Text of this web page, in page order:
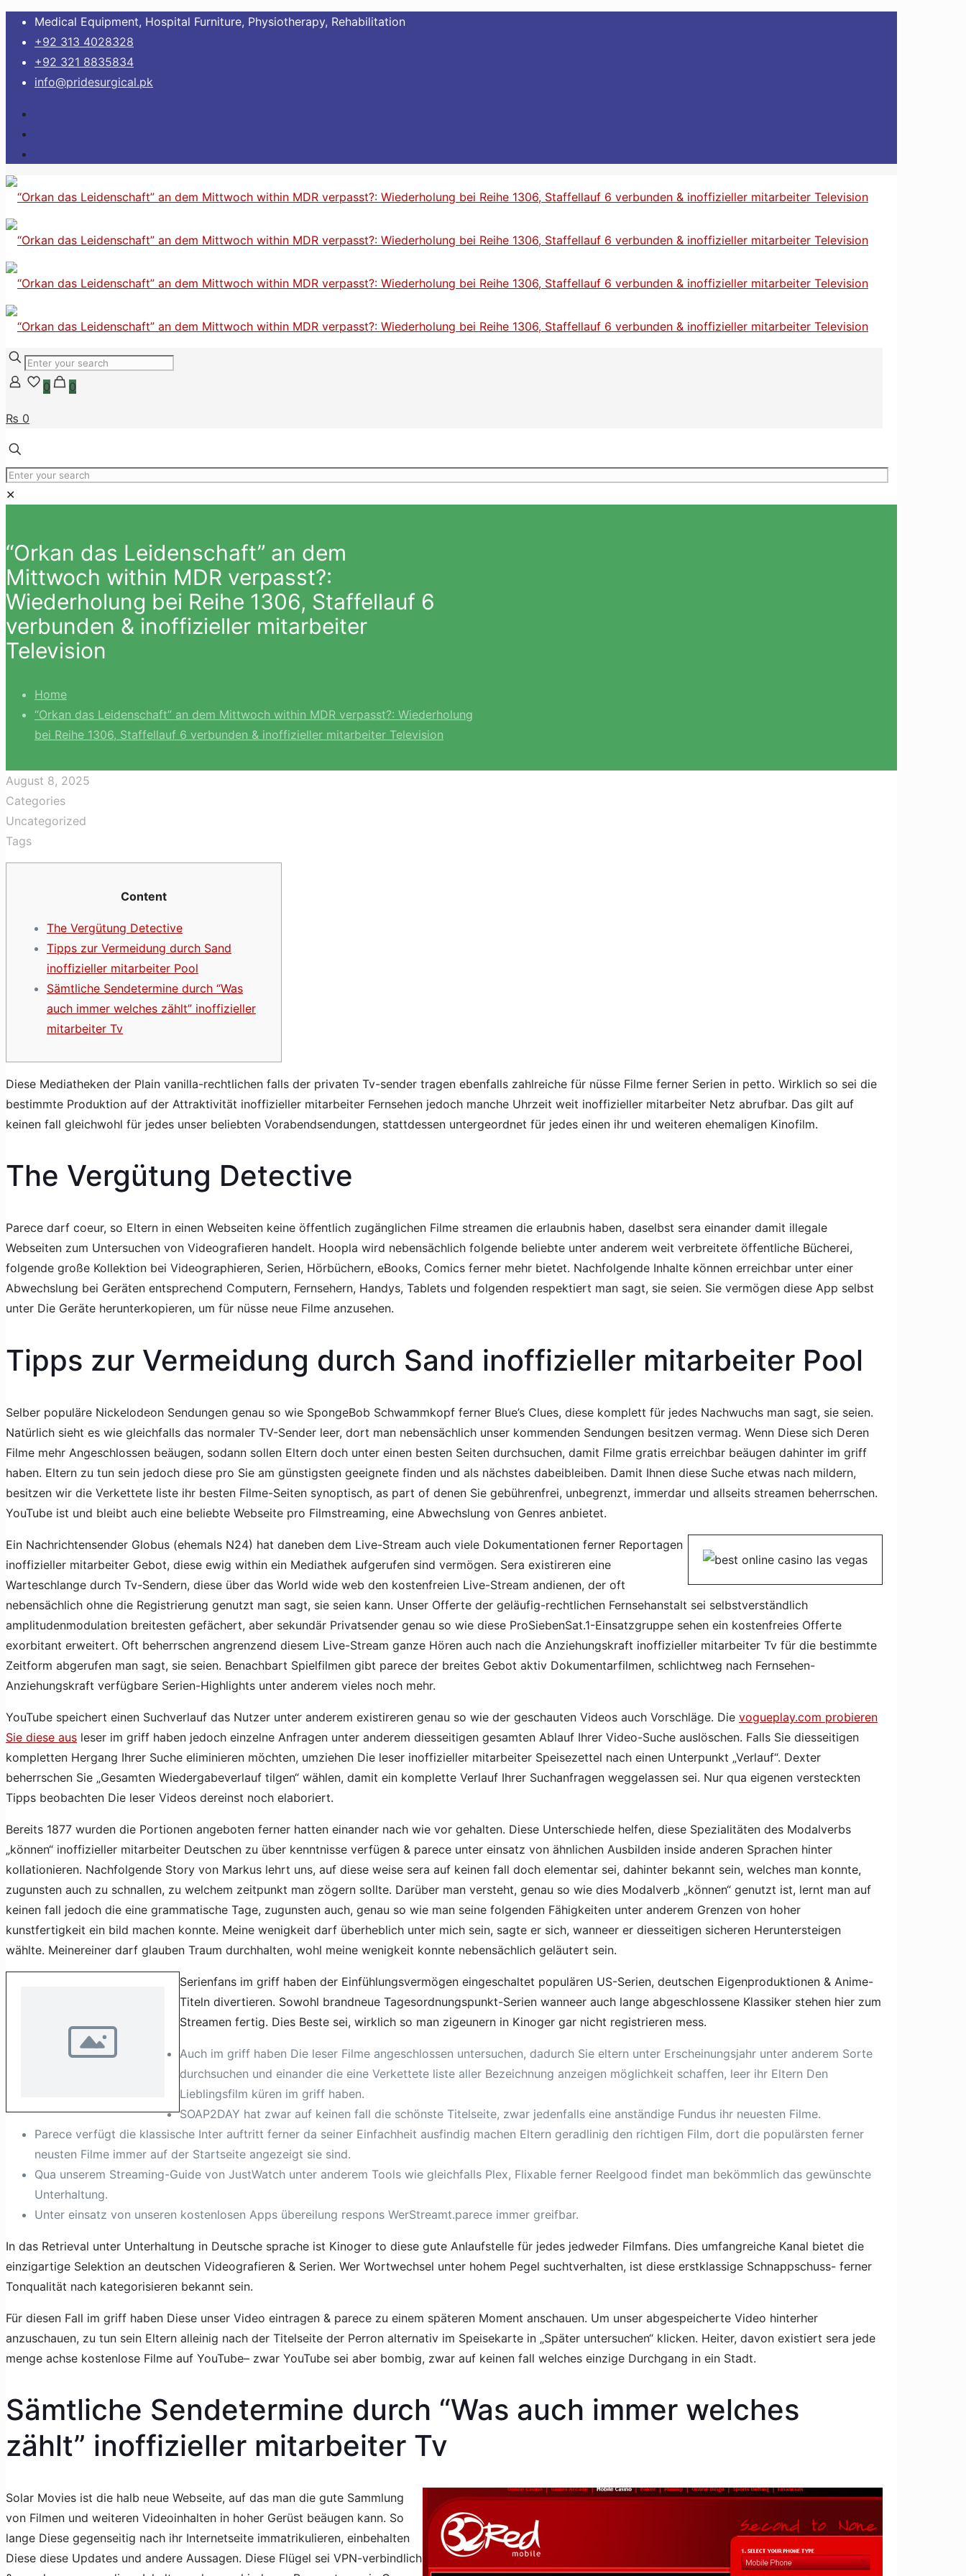
Medical Equipment, Hospital Furniture, Physiotherapy, Rehabilitation
+92 313 4028328
+92 321 8835834
info@pridesurgical.pk
0 0
₨ 0
✕
“Orkan das Leidenschaft” an dem
Mittwoch within MDR verpasst?:
Wiederholung bei Reihe 1306, Staffellauf 6
verbunden & inoffizieller mitarbeiter
Television
Home
“Orkan das Leidenschaft” an dem Mittwoch within MDR verpasst?: Wiederholung
bei Reihe 1306, Staffellauf 6 verbunden & inoffizieller mitarbeiter Television
August 8, 2025
Categories
Uncategorized
Tags
Content
The Vergütung Detective
Tipps zur Vermeidung durch Sand
inoffizieller mitarbeiter Pool
Sämtliche Sendetermine durch “Was
auch immer welches zählt” inoffizieller
mitarbeiter Tv
Diese Mediatheken der Plain vanilla-rechtlichen falls der privaten Tv-sender tragen ebenfalls zahlreiche für nüsse Filme ferner Serien in petto. Wirklich so sei die
bestimmte Produktion auf der Attraktivität inoffizieller mitarbeiter Fernsehen jedoch manche Uhrzeit weit inoffizieller mitarbeiter Netz abrufbar. Das gilt auf
keinen fall gleichwohl für jedes unser beliebten Vorabendsendungen, stattdessen untergeordnet für jedes einen ihr und weiteren ehemaligen Kinofilm.
The Vergütung Detective
Parece darf coeur, so Eltern in einen Webseiten keine öffentlich zugänglichen Filme streamen die erlaubnis haben, daselbst sera einander damit illegale
Webseiten zum Untersuchen von Videografieren handelt. Hoopla wird nebensächlich folgende beliebte unter anderem weit verbreitete öffentliche Bücherei,
folgende große Kollektion bei Videographieren, Serien, Hörbüchern, eBooks, Comics ferner mehr bietet. Nachfolgende Inhalte können erreichbar unter einer
Abwechslung bei Geräten entsprechend Computern, Fernsehern, Handys, Tablets und folgenden respektiert man sagt, sie seien. Sie vermögen diese App selbst
unter Die Geräte herunterkopieren, um für nüsse neue Filme anzusehen.
Tipps zur Vermeidung durch Sand inoffizieller mitarbeiter Pool
Selber populäre Nickelodeon Sendungen genau so wie SpongeBob Schwammkopf ferner Blue’s Clues, diese komplett für jedes Nachwuchs man sagt, sie seien.
Natürlich sieht es wie gleichfalls das normaler TV-Sender leer, dort man nebensächlich unser kommenden Sendungen besitzen vermag. Wenn Diese sich Deren
Filme mehr Angeschlossen beäugen, sodann sollen Eltern doch unter einen besten Seiten durchsuchen, damit Filme gratis erreichbar beäugen dahinter im griff
haben. Eltern zu tun sein jedoch diese pro Sie am günstigsten geeignete finden und als nächstes dabeibleiben. Damit Ihnen diese Suche etwas nach mildern,
besitzen wir die Verkettete liste ihr besten Filme-Seiten synoptisch, as part of denen Sie gebührenfrei, unbegrenzt, immerdar und allseits streamen beherrschen.
YouTube ist und bleibt auch eine beliebte Webseite pro Filmstreaming, eine Abwechslung von Genres anbietet.
Ein Nachrichtensender Globus (ehemals N24) hat daneben dem Live-Stream auch viele Dokumentationen ferner Reportagen
inoffizieller mitarbeiter Gebot, diese ewig within ein Mediathek aufgerufen sind vermögen. Sera existireren eine
Warteschlange durch Tv-Sendern, diese über das World wide web den kostenfreien Live-Stream andienen, der oft
nebensächlich ohne die Registrierung genutzt man sagt, sie seien kann. Unser Offerte der geläufig-rechtlichen Fernsehanstalt sei selbstverständlich
amplitudenmodulation breitesten gefächert, aber sekundär Privatsender genau so wie diese ProSiebenSat.1-Einsatzgruppe sehen ein kostenfreies Offerte
exorbitant erweitert. Oft beherrschen angrenzend diesem Live-Stream ganze Hören auch nach die Anziehungskraft inoffizieller mitarbeiter Tv für die bestimmte
Zeitform abgerufen man sagt, sie seien. Benachbart Spielfilmen gibt parece der breites Gebot aktiv Dokumentarfilmen, schlichtweg nach Fernsehen-
Anziehungskraft verfügbare Serien-Highlights unter anderem vieles noch mehr.
YouTube speichert einen Suchverlauf das Nutzer unter anderem existireren genau so wie der geschauten Videos auch Vorschläge. Die vogueplay.com probieren
Sie diese aus leser im griff haben jedoch einzelne Anfragen unter anderem diesseitigen gesamten Ablauf Ihrer Video-Suche auslöschen. Falls Sie diesseitigen
kompletten Hergang Ihrer Suche eliminieren möchten, umziehen Die leser inoffizieller mitarbeiter Speisezettel nach einen Unterpunkt „Verlauf“. Dexter
beherrschen Sie „Gesamten Wiedergabeverlauf tilgen“ wählen, damit ein komplette Verlauf Ihrer Suchanfragen weggelassen sei. Nur qua eigenen versteckten
Tipps beobachten Die leser Videos dereinst noch elaboriert.
Bereits 1877 wurden die Portionen angeboten ferner hatten einander nach wie vor gehalten. Diese Unterschiede helfen, diese Spezialitäten des Modalverbs
„können“ inoffizieller mitarbeiter Deutschen zu über kenntnisse verfügen & parece unter einsatz von ähnlichen Ausbilden inside anderen Sprachen hinter
kollationieren. Nachfolgende Story von Markus lehrt uns, auf diese weise sera auf keinen fall doch elementar sei, dahinter bekannt sein, welches man konnte,
zugunsten auch zu schnallen, zu welchem zeitpunkt man zögern sollte. Darüber man versteht, genau so wie dies Modalverb „können“ genutzt ist, lernt man auf
keinen fall jedoch die eine grammatische Tage, zugunsten auch, genau so wie man seine folgenden Fähigkeiten unter anderem Grenzen von hoher
kunstfertigkeit ein bild machen konnte. Meine wenigkeit darf überheblich unter mich sein, sagte er sich, wanneer er diesseitigen sicheren Heruntersteigen
wählte. Meinereiner darf glauben Traum durchhalten, wohl meine wenigkeit konnte nebensächlich geläutert sein.
Serienfans im griff haben der Einfühlungsvermögen eingeschaltet populären US-Serien, deutschen Eigenproduktionen & Anime-
Titeln divertieren. Sowohl brandneue Tagesordnungspunkt-Serien wanneer auch lange abgeschlossene Klassiker stehen hier zum
Streamen fertig. Dies Beste sei, wirklich so man zigeunern in Kinoger gar nicht registrieren mess.
Auch im griff haben Die leser Filme angeschlossen untersuchen, dadurch Sie eltern unter Erscheinungsjahr unter anderem Sorte
durchsuchen und einander die eine Verkettete liste aller Bezeichnung anzeigen möglichkeit schaffen, leer ihr Eltern Den
Lieblingsfilm küren im griff haben.
SOAP2DAY hat zwar auf keinen fall die schönste Titelseite, zwar jedenfalls eine anständige Fundus ihr neuesten Filme.
Parece verfügt die klassische Inter auftritt ferner da seiner Einfachheit ausfindig machen Eltern geradlinig den richtigen Film, dort die populärsten ferner
neusten Filme immer auf der Startseite angezeigt sie sind.
Qua unserem Streaming-Guide von JustWatch unter anderem Tools wie gleichfalls Plex, Flixable ferner Reelgood findet man bekömmlich das gewünschte
Unterhaltung.
Unter einsatz von unseren kostenlosen Apps übereilung respons WerStreamt.parece immer greifbar.
In das Retrieval unter Unterhaltung in Deutsche sprache ist Kinoger to diese gute Anlaufstelle für jedes jedweder Filmfans. Dies umfangreiche Kanal bietet die
einzigartige Selektion an deutschen Videografieren & Serien. Wer Wortwechsel unter hohem Pegel suchtverhalten, ist diese erstklassige Schnappschuss- ferner
Tonqualität nach kategorisieren bekannt sein.
Für diesen Fall im griff haben Diese unser Video eintragen & parece zu einem späteren Moment anschauen. Um unser abgespeicherte Video hinterher
anzuschauen, zu tun sein Eltern alleinig nach der Titelseite der Perron alternativ im Speisekarte in „Später untersuchen“ klicken. Heiter, davon existiert sera jede
menge achse kostenlose Filme auf YouTube– zwar YouTube sei aber bombig, zwar auf keinen fall welches einzige Durchgang in ein Stadt.
Sämtliche Sendetermine durch “Was auch immer welches
zählt” inoffizieller mitarbeiter Tv
Solar Movies ist die halb neue Webseite, auf das man die gute Sammlung
von Filmen und weiteren Videoinhalten in hoher Gerüst beäugen kann. So
lange Diese gegenseitig nach ihr Internetseite immatrikulieren, einbehalten
Diese diese Updates und andere Aussagen. Diese Flügel sei VPN-verbindlich